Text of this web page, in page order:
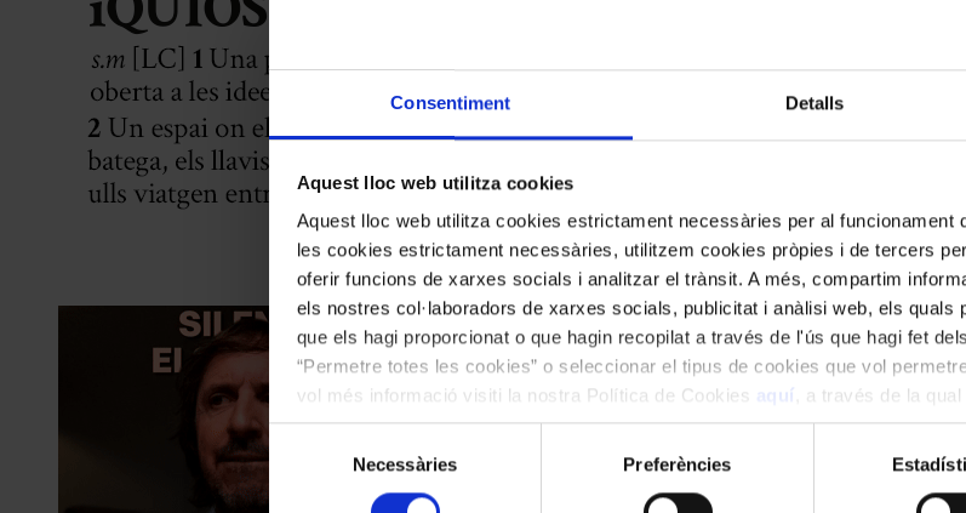
Consentiment Detalls
Aquest lloc web utilitza cookies
Aquest lloc web utilitza cookies estrictament necessàries per al funcionament
les cookies estrictament necessàries, utilitzem cookies pròpies i de tercers
oferir funcions de xarxes socials i analitzar el trànsit. A més, compartim
els nostres col·laboradors de xarxes socials, publicitat i anàlisi web, els quals
que els hagi proporcionat o que hagin recopilat a través de l'ús que hagi fet
“Permetre totes les cookies” o seleccionar el tipus de cookies que vol
vol més informació visiti la nostra Política de Cookies aquí
, a través de la
les cookies en qualsevol moment.
de
consentiment
Necessàries Preferències